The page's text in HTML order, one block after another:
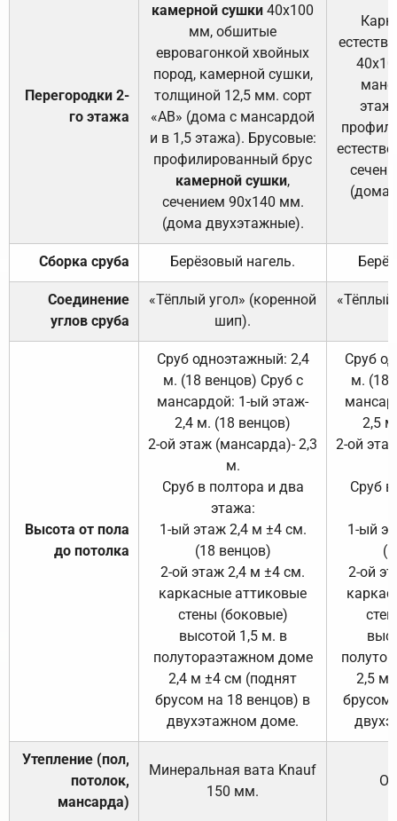
Перегородки 2-
го этажа
камерной сушки 40х100
мм, обшитые
евровагонкой хвойных
пород, камерной сушки,
толщиной 12,5 мм. сорт
«АВ» (дома с мансардой
и в 1,5 этажа). Брусовые:
профилированный брус
камерной сушки,
сечением 90х140 мм.
(дома двухэтажные).
(дома
Сборка сруба Берёзовый нагель.
Соединение
углов сруба
«Тёплый угол» (коренной
шип).
«Тёплый
Высота от пола
до потолка
Сруб одноэтажный: 2,4
м. (18 венцов) Сруб с
мансардой: 1-ый этаж-
2,4 м. (18 венцов)
2-ой этаж (мансарда)- 2,3
м.
Сруб в полтора и два
этажа:
1-ый этаж 2,4 м ±4 см.
(18 венцов)
2-ой этаж 2,4 м ±4 см.
каркасные аттиковые
стены (боковые)
высотой 1,5 м. в
полутораэтажном доме
2,4 м ±4 см (поднят
брусом на 18 венцов) в
двухэтажном доме.
Сруб
м. (18
2,5
2-ой
Сруб
1-ый
2-ой
2,5 м
брусом
Утепление (пол,
потолок,
мансарда)
Минеральная вата Knauf
150 мм.